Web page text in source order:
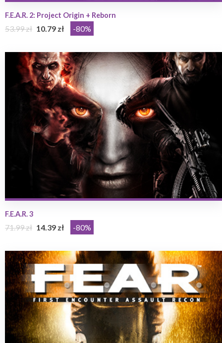
F.E.A.R. 2: Project Origin + Reborn
53.99 zł 10.79 zł -80%
F.E.A.R. 3
71.99 zł 14.39 zł -80%